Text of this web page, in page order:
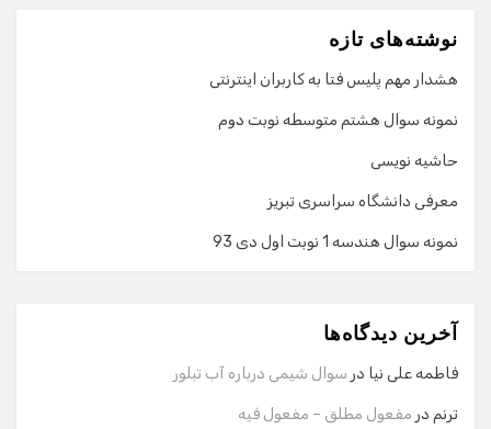
نوشته‌های تازه
هشدار مهم پلیس فتا به کاربران اینترنتی
نمونه سوال هشتم متوسطه نوبت دوم
حاشیه نویسی
معرفی دانشگاه سراسری تبریز
نمونه سوال هندسه 1 نوبت اول دی 93
آخرین دیدگاه‌ها
فاطمه علی نیا در سوال شیمی درباره آب تبلور
ترنم در مفعول مطلق – مفعول فیه
گفت‌وگو با دستیار هوشمند
سلام! برای شروع گفت‌وگو لطفاً شماره تماس یا ایمیل خود را
وارد کنید.